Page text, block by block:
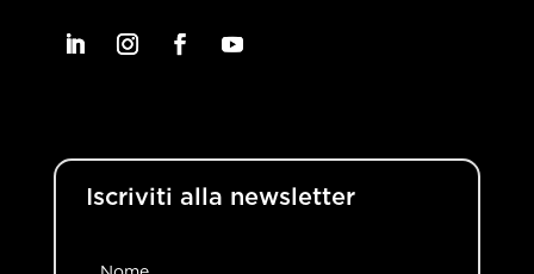
Iscriviti alla newsletter